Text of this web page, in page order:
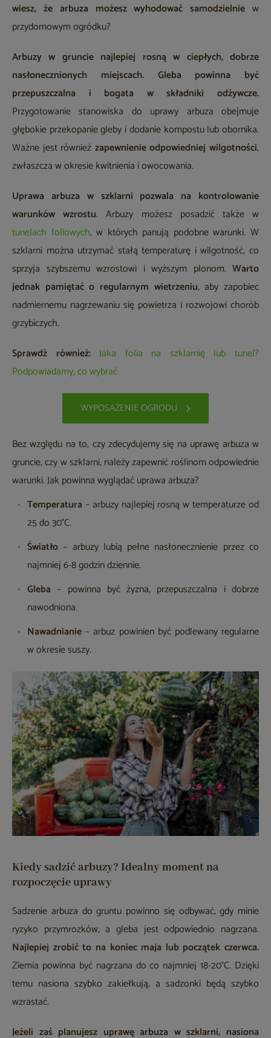
wiesz, że arbuza możesz wyhodować samodzielnie w
przydomowym ogródku?
Arbuzy w gruncie najlepiej rosną w ciepłych, dobrze
nasłonecznionych miejscach.
Gleba powinna być
przepuszczalna i bogata w składniki odżywcze.
Przygotowanie stanowiska do uprawy arbuza obejmuje
głębokie przekopanie gleby i dodanie kompostu lub obornika.
Ważne jest również zapewnienie odpowiedniej wilgotności,
zwłaszcza w okresie kwitnienia i owocowania.
Uprawa arbuza w szklarni pozwala na kontrolowanie
warunków wzrostu. Arbuzy możesz posadzić także w
tunelach foliowych, w których panują podobne warunki. W
szklarni można utrzymać stałą temperaturę i wilgotność, co
sprzyja szybszemu wzrostowi i wyższym plonom. Warto
jednak pamiętać o regularnym wietrzeniu, aby zapobiec
nadmiernemu nagrzewaniu się powietrza i rozwojowi chorób
grzybiczych.
Sprawdź również:Jaka folia na szklarnię lub tunel?
Podpowiadamy, co wybrać
WYPOSAŻENIE OGRODU
Bez względu na to, czy zdecydujemy się na uprawę arbuza w
gruncie, czy w szklarni, należy zapewnić roślinom odpowiednie
warunki. Jak powinna wyglądać uprawa arbuza?
Temperatura – arbuzy najlepiej rosną w temperaturze od
25 do 30°C.
Światło– arbuzy lubią pełne nasłonecznienie przez co
najmniej 6-8 godzin dziennie.
Gleba – powinna być żyzna, przepuszczalna i dobrze
nawodniona.
Nawadnianie – arbuz powinien być podlewany regularne
w okresie suszy.
Kiedy sadzić arbuzy? Idealny moment na
rozpoczęcie uprawy
Sadzenie arbuza do gruntu powinno się odbywać, gdy minie
ryzyko przymrozków, a gleba jest odpowiednio nagrzana.
Najlepiej zrobić to na koniec maja lub początek czerwca.
Ziemia powinna być nagrzana do co najmniej 18-20°C. Dzięki
temu nasiona szybko zakiełkują, a sadzonki będą szybko
wzrastać.
Jeżeli zaś planujesz uprawę arbuza w szklarni, nasiona